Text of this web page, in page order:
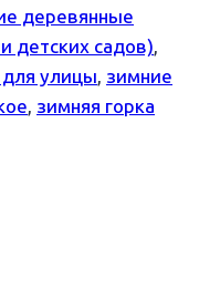
деревянные
детских садов),
улицы, зимние
, зимняя горка